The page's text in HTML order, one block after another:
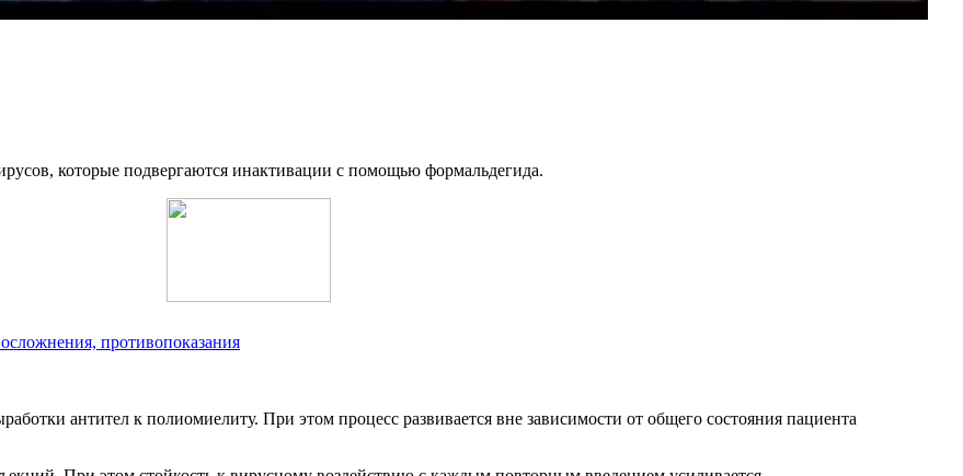
которые подвергаются инактивации с помощью формальдегида.
противопоказания
антител к полиомиелиту. При этом процесс развивается вне зависимости от общего состояния пациента